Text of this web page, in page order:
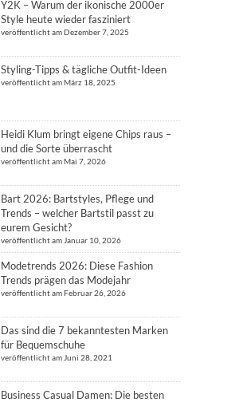
Y2K – Warum der ikonische 2000er
Style heute wieder fasziniert
veröffentlicht am Dezember 7, 2025
Styling-Tipps & tägliche Outfit-Ideen
veröffentlicht am März 18, 2025
Heidi Klum bringt eigene Chips raus –
und die Sorte überrascht
veröffentlicht am Mai 7, 2026
Bart 2026: Bartstyles, Pflege und
Trends – welcher Bartstil passt zu
eurem Gesicht?
veröffentlicht am Januar 10, 2026
Modetrends 2026: Diese Fashion
Trends prägen das Modejahr
veröffentlicht am Februar 26, 2026
Das sind die 7 bekanntesten Marken
für Bequemschuhe
veröffentlicht am Juni 28, 2021
Business Casual Damen: Die besten